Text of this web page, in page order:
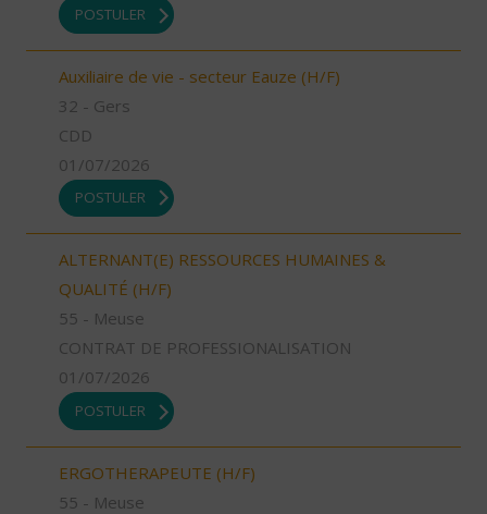
POSTULER
Auxiliaire de vie - secteur Eauze (H/F)
32 - Gers
CDD
01/07/2026
POSTULER
ALTERNANT(E) RESSOURCES HUMAINES &
QUALITÉ (H/F)
55 - Meuse
CONTRAT DE PROFESSIONALISATION
01/07/2026
POSTULER
ERGOTHERAPEUTE (H/F)
55 - Meuse